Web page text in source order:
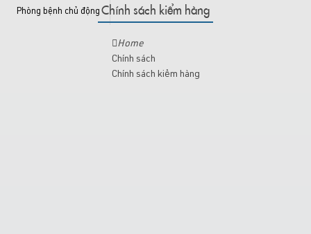
Phòng bệnh chủ động
benhvienthongminh.com@gmail.com
Chính sách kiểm hàng
Home
Chính sách
Chính sách kiểm hàng